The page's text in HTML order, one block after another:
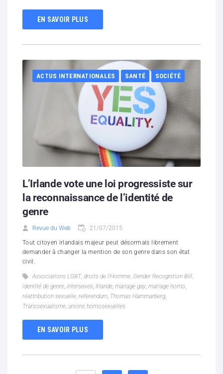
EN SAVOIR PLUS
ACTUS INTERNATIONALES SANTÉ SOCIÉTÉ
L’Irlande vote une loi progressiste sur
la reconnaissance de l’identité de
genre
Revue du Web 21/07/2015
Tout citoyen irlandais majeur peut désormais librement
demander à changer la mention de son genre dans son état
civil.
Associations LGBT, droits de l'Homme, Gender Recognition Bill,
identité de genre, intersexes, Irlande, mariage gay, mariage homo,
réattribution sexuelle, referendum, Thomas Hammarberg,
Transsexualisme, unions homosexuelles
EN SAVOIR PLUS